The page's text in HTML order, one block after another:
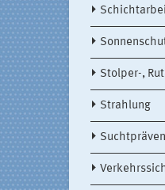
Stolper-,
Strahlung